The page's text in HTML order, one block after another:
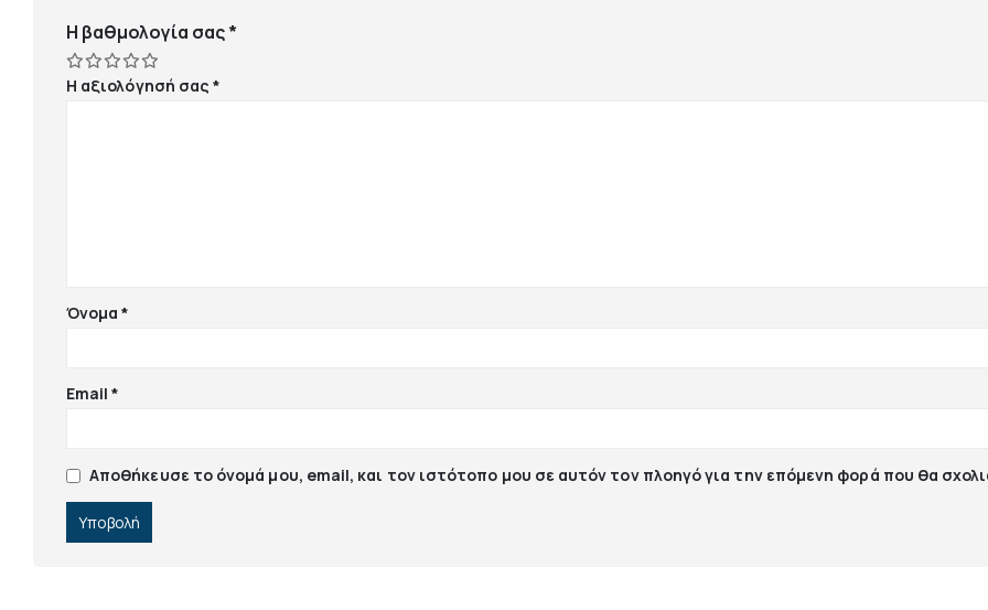
Η βαθμολογία σας*
Η αξιολόγησή σας*
Όνομα*
Email*
Αποθήκευσε το όνομά μου, email, και τον ιστότοπο μου σε αυτόν τον πλοηγό για την επόμενη φορά που θα